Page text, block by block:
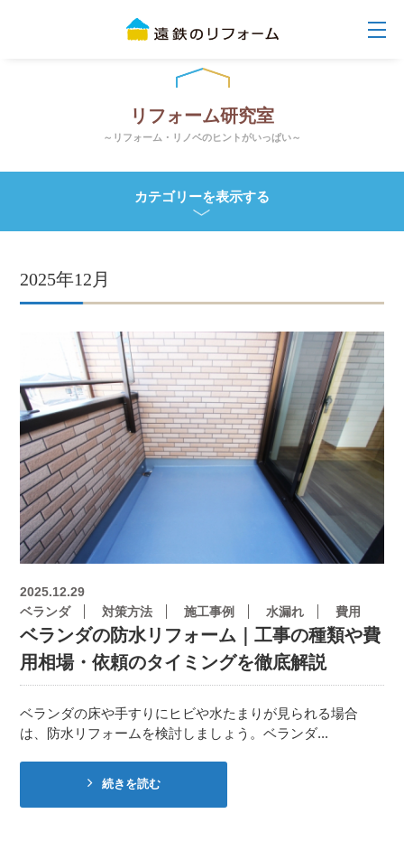
リフォーム研究室
～リフォーム・リノベのヒントがいっぱい～
カテゴリーを表示する
2025年12月
2025.12.29
ベランダ
対策方法 施工事例 水漏れ 費用
ベランダの防水リフォーム｜工事の種類や費
用相場・依頼のタイミングを徹底解説
ベランダの床や手すりにヒビや水たまりが見られる場合
は、防水リフォームを検討しましょう。ベランダ...
続きを読む